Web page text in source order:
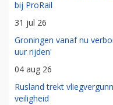
bij ProRail
31 jul 26
Groningen vanaf nu
uur rijden'
04 aug 26
Rusland trekt
veiligheid